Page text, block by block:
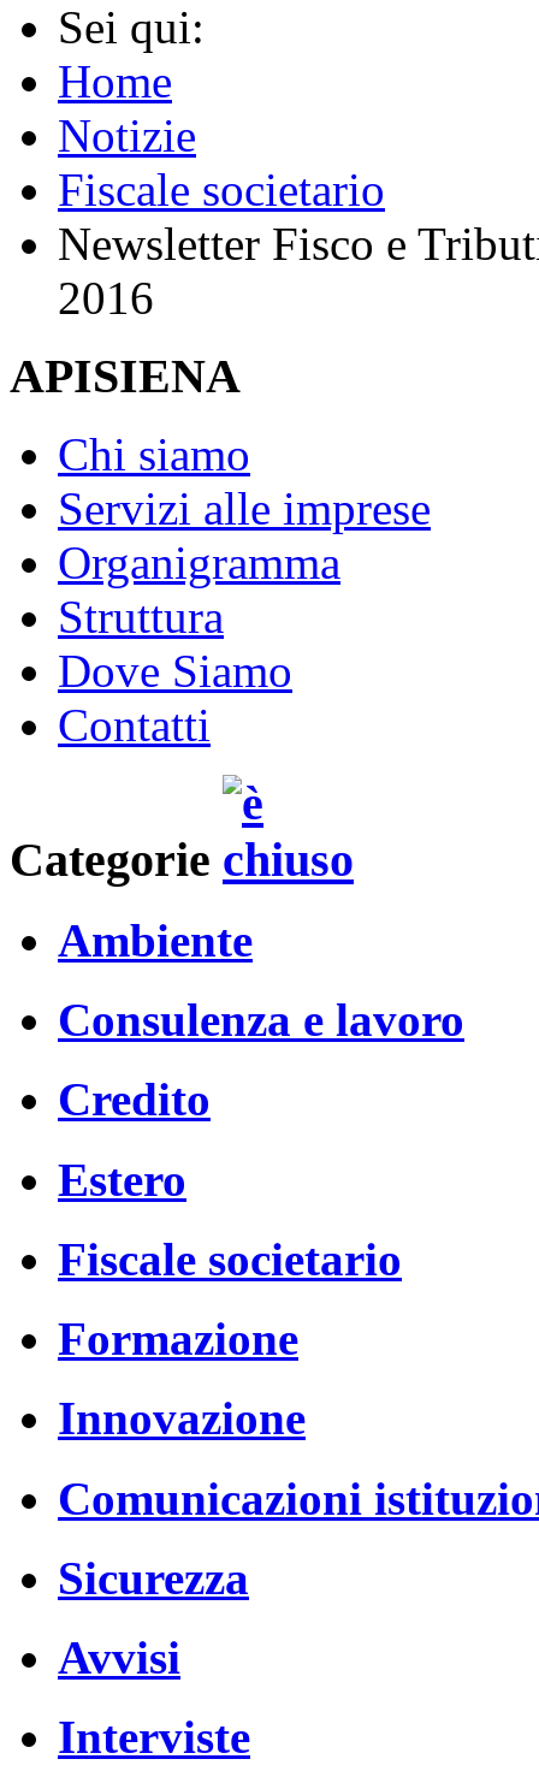
Sei qui:
Home
Notizie
Fiscale societario
Newsletter Fisco e
2016
APISIENA
Chi siamo
Servizi alle imprese
Organigramma
Struttura
Dove Siamo
Contatti
Categorie
Ambiente
Consulenza e lavoro
Credito
Estero
Fiscale societario
Formazione
Innovazione
Comunicazioni
Sicurezza
Avvisi
Interviste